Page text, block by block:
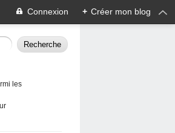
Connexion + Créer mon blog
les